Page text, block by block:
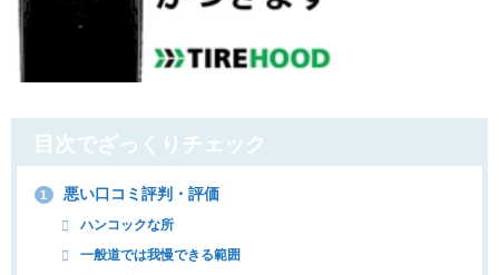
目次でざっくりチェック
1 悪い口コミ評判・評価
ハンコックな所
一般道では我慢できる範囲